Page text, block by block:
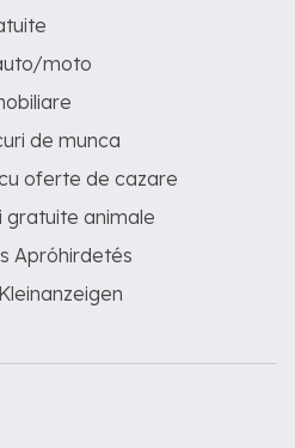
moto
de munca
oferte de cazare
gratuite animale
Apróhirdetés